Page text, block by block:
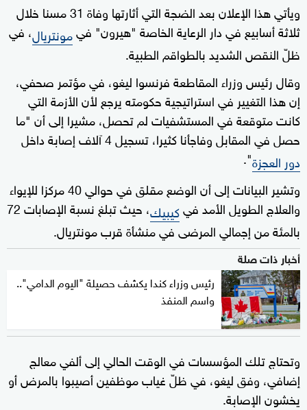
ويأتي هذا الإعلان بعد الضجة التي أثارتها وفاة 31 مسنا خلال
ثلاثة أسابيع في دار الرعاية الخاصة "هيرون" فيمونتريال، في
ظلّ النقص الشديد بالطواقم الطبية.
وقال رئيس وزراء المقاطعة فرنسوا ليغو، في مؤتمر صحفي،
إن هذا التغيير في استراتيجية حكومته يرجع لأن الأزمة التي
كانت متوقعة في المستشفيات لم تحصل، مشيرا إلى أن "ما
حصل في المقابل وفاجأنا كثيرا، تسجيل 4 آلاف إصابة داخل
دور العجزة".
وتشير البيانات إلى أن الوضع مقلق في حوالي 40 مركزا للإيواء
والعلاج الطويل الأمد فيكيبيك
، حيث تبلغ نسبة الإصابات 72
بالمئة من إجمالي المرضى في منشأة قرب مونتريال.
أخبار ذات صلة
رئيس وزراء كندا يكشف حصيلة "اليوم الدامي"..
واسم المنفذ
وتحتاج تلك المؤسسات في الوقت الحالي إلى ألفي معالج
إضافي، وفق ليغو، في ظلّ غياب موظفين أصيبوا بالمرض أو
يخشون الإصابة.